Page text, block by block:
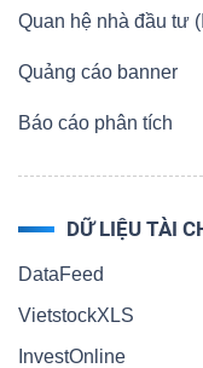
Quan hệ nhà đầu tư
Quảng cáo banner
Báo cáo phân tích
DỮ LIỆU TÀI
DataFeed
VietstockXLS
InvestOnline